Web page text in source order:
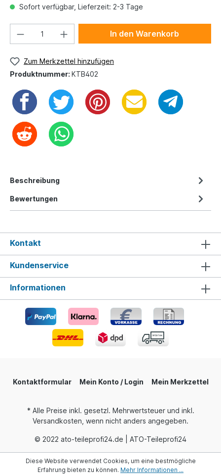
Sofort verfügbar, Lieferzeit: 2-3 Tage
In den Warenkorb
Zum Merkzettel hinzufügen
Produktnummer: KTB402
Beschreibung
Bewertungen
Kontakt
Kundenservice
Informationen
Kontaktformular Mein Konto / Login Mein Merkzettel
* Alle Preise inkl. gesetzl. Mehrwertsteuer und inkl.
Versandkosten, wenn nicht anders angegeben.
© 2022 ato-teileprofi24.de | ATO-Teileprofi24
Diese Website verwendet Cookies, um eine bestmögliche
Erfahrung bieten zu können. Mehr Informationen ...